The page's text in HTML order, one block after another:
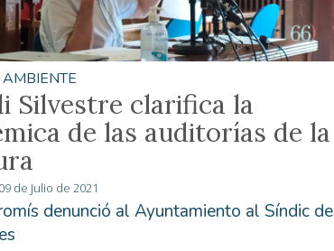
Silvestre clarifica la
de las auditorías de la
de Julio de 2021
denunció al Ayuntamiento al Síndic de